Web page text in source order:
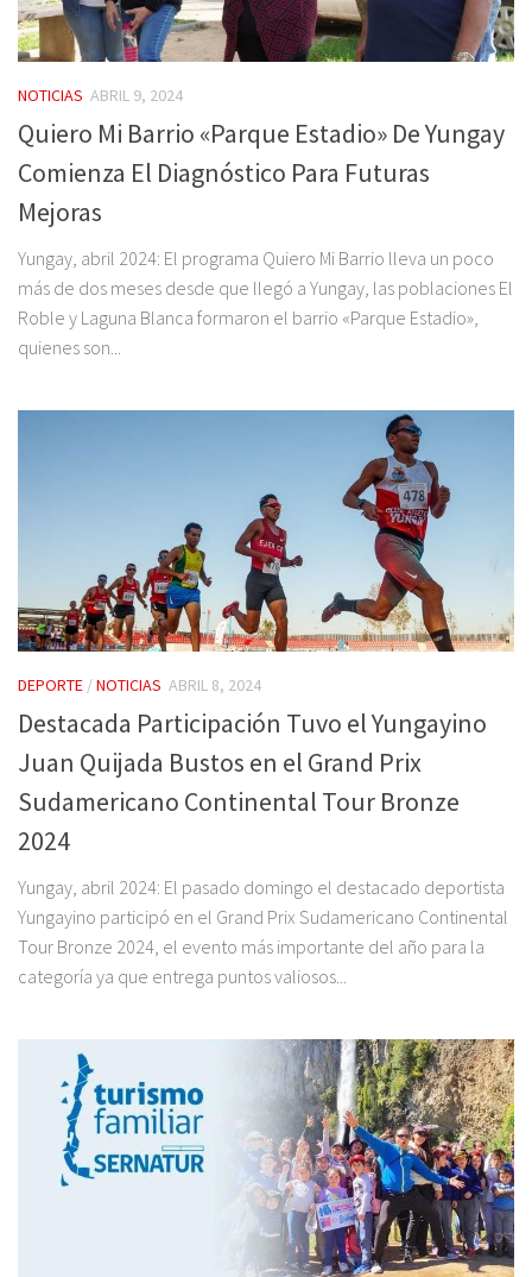
NOTICIAS ABRIL 9, 2024
Quiero Mi Barrio «Parque Estadio» De Yungay
Comienza El Diagnóstico Para Futuras
Mejoras
Yungay, abril 2024: El programa Quiero Mi Barrio lleva un poco
más de dos meses desde que llegó a Yungay, las poblaciones El
Roble y Laguna Blanca formaron el barrio «Parque Estadio»,
quienes son...
DEPORTE /NOTICIAS ABRIL 8, 2024
Destacada Participación Tuvo el Yungayino
Juan Quijada Bustos en el Grand Prix
Sudamericano Continental Tour Bronze
2024
Yungay, abril 2024: El pasado domingo el destacado deportista
Yungayino participó en el Grand Prix Sudamericano Continental
Tour Bronze 2024, el evento más importante del año para la
categoría ya que entrega puntos valiosos...